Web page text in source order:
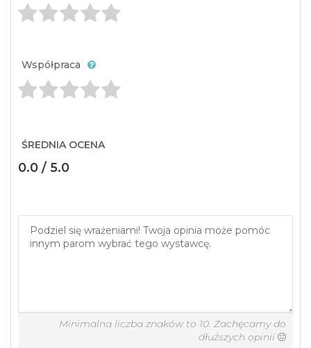
Współpraca
ŚREDNIA OCENA
0.0 / 5.0
Minimalna liczba znaków to 10. Zachęcamy do
dłuższych opinii